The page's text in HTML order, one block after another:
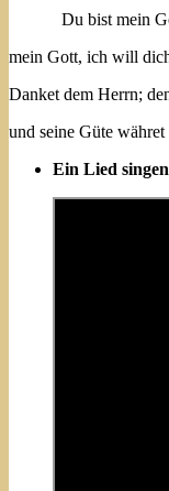
Du bist mein
mein Gott, ich will
Danket dem Herrn;
und seine Güte
Ein Lied singen